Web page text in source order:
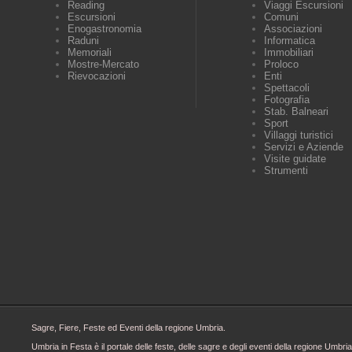
Reading
Escursioni
Enogastronomia
Raduni
Memoriali
Mostre-Mercato
Rievocazioni
Viaggi Escursioni
Comuni
Associazioni
Informatica
Immobiliari
Proloco
Enti
Spettacoli
Fotografia
Stab. Balneari
Sport
Villaggi turistici
Servizi e Aziende
Visite guidate
Strumenti
Sagre, Fiere, Feste ed Eventi della regione Umbria.
Umbria in Festa è il portale delle feste, delle sagre e degli eventi della regione